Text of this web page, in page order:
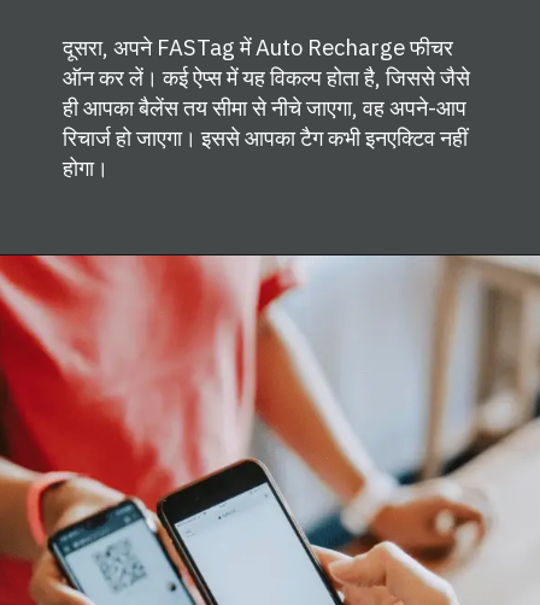
दूसरा, अपने FASTag में Auto Recharge फीचर
ऑन कर लें। कई ऐप्स में यह विकल्प होता है, जिससे जैसे
ही आपका बैलेंस तय सीमा से नीचे जाएगा, वह अपने-आप
रिचार्ज हो जाएगा। इससे आपका टैग कभी इनएक्टिव नहीं
होगा।